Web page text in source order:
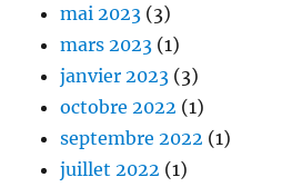
mai 2023 (3)
mars 2023 (1)
janvier 2023 (3)
octobre 2022 (1)
septembre 2022 (1)
juillet 2022 (1)